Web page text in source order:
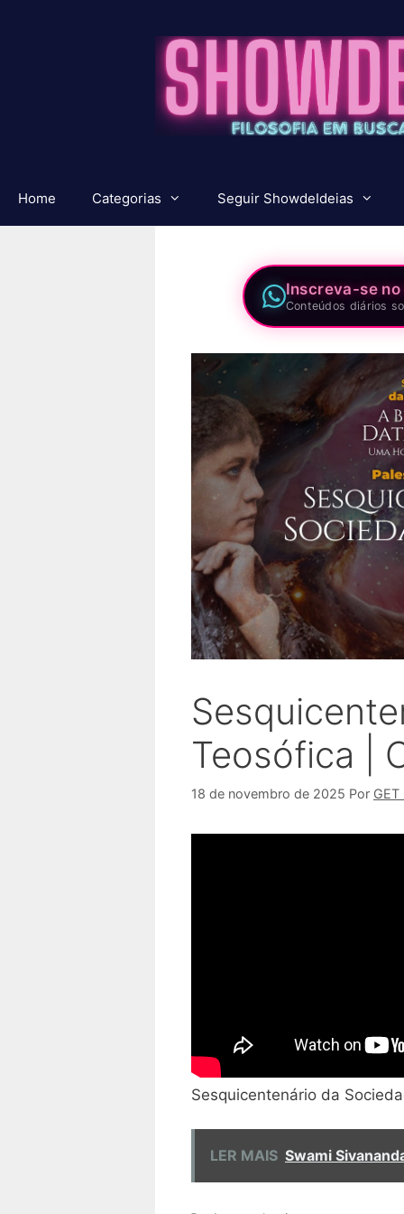
Home Categorias Seguir ShowdeIdeias
Inscreva-se no
Conteúdos diários
Teosófica |
18 de novembro de 2025 Por GET
Sesquicentenário da
LER MAIS Swami